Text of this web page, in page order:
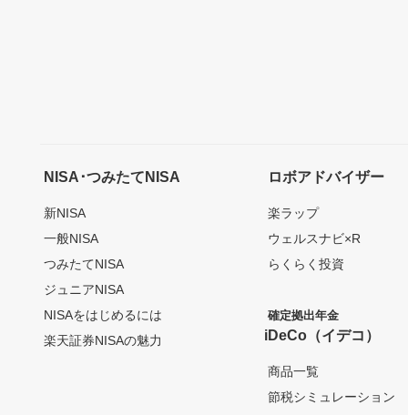
NISA･つみたてNISA
新NISA
一般NISA
つみたてNISA
ジュニアNISA
NISAをはじめるには
楽天証券NISAの魅力
ロボアドバイザー
楽ラップ
ウェルスナビ×R
らくらく投資
確定拠出年金
iDeCo（イデコ）
商品一覧
節税シミュレーション